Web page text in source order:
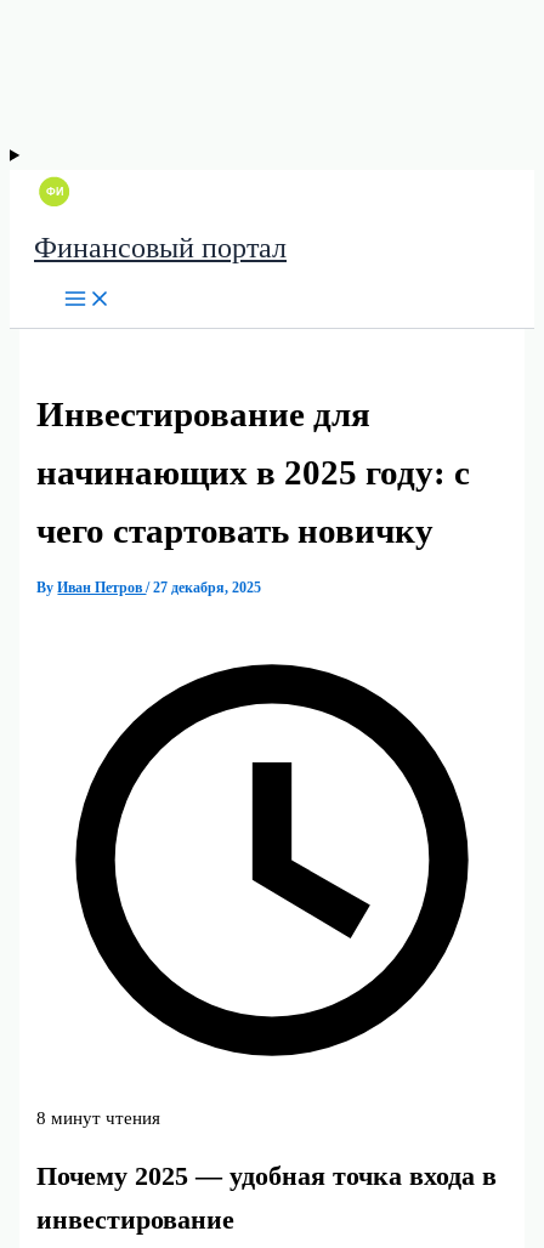
Финансовый портал
Инвестирование для
начинающих в 2025 году: с
чего стартовать новичку
ByИван Петров/27 декабря, 2025
8 минут чтения
Почему 2025 — удобная точка входа в
инвестирование